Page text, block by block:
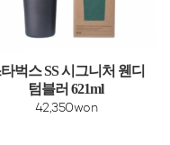
벅스 SS 시그니처 웬디
텀블러 621ml
42,350won